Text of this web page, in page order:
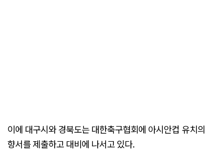
이에 대구시와 경북도는 대한축구협회에 아시안컵 유치의
향서를 제출하고 대비에 나서고 있다.